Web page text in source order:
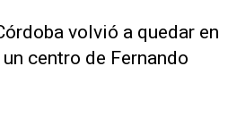
volvió a quedar en
centro de Fernando